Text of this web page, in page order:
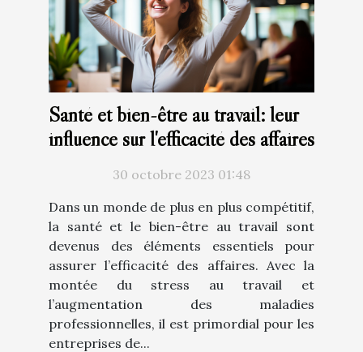
Santé et bien-être au travail: leur
influence sur l'efficacité des affaires
30 octobre 2023 01:48
Dans un monde de plus en plus compétitif,
la santé et le bien-être au travail sont
devenus des éléments essentiels pour
assurer l’efficacité des affaires. Avec la
montée du stress au travail et
l’augmentation des maladies
professionnelles, il est primordial pour les
entreprises de...